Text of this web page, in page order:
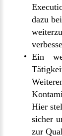
dazu
Ein
Hier
sicher
zur